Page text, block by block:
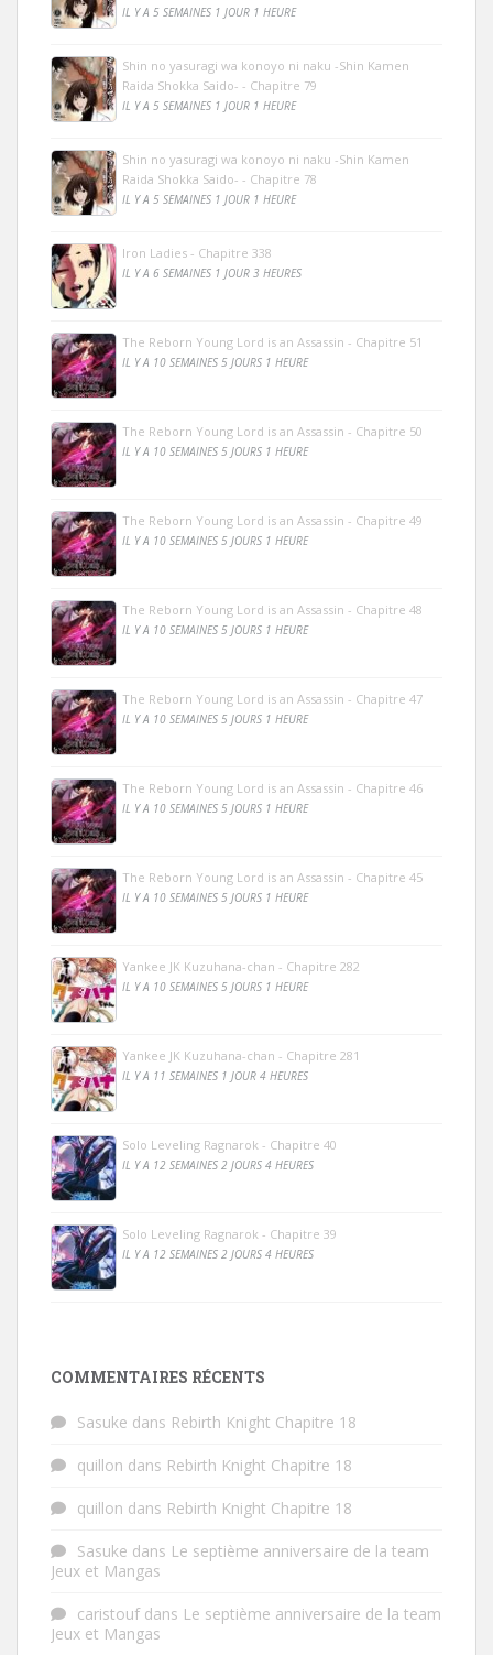
IL Y A 5 SEMAINES 1 JOUR 1 HEURE
Shin no yasuragi wa konoyo ni naku -Shin Kamen
Raida Shokka Saido- - Chapitre 79
IL Y A 5 SEMAINES 1 JOUR 1 HEURE
Shin no yasuragi wa konoyo ni naku -Shin Kamen
Raida Shokka Saido- - Chapitre 78
IL Y A 5 SEMAINES 1 JOUR 1 HEURE
Iron Ladies - Chapitre 338
IL Y A 6 SEMAINES 1 JOUR 3 HEURES
The Reborn Young Lord is an Assassin - Chapitre 51
IL Y A 10 SEMAINES 5 JOURS 1 HEURE
The Reborn Young Lord is an Assassin - Chapitre 50
IL Y A 10 SEMAINES 5 JOURS 1 HEURE
The Reborn Young Lord is an Assassin - Chapitre 49
IL Y A 10 SEMAINES 5 JOURS 1 HEURE
The Reborn Young Lord is an Assassin - Chapitre 48
IL Y A 10 SEMAINES 5 JOURS 1 HEURE
The Reborn Young Lord is an Assassin - Chapitre 47
IL Y A 10 SEMAINES 5 JOURS 1 HEURE
The Reborn Young Lord is an Assassin - Chapitre 46
IL Y A 10 SEMAINES 5 JOURS 1 HEURE
The Reborn Young Lord is an Assassin - Chapitre 45
IL Y A 10 SEMAINES 5 JOURS 1 HEURE
Yankee JK Kuzuhana-chan - Chapitre 282
IL Y A 10 SEMAINES 5 JOURS 1 HEURE
Yankee JK Kuzuhana-chan - Chapitre 281
IL Y A 11 SEMAINES 1 JOUR 4 HEURES
Solo Leveling Ragnarok - Chapitre 40
IL Y A 12 SEMAINES 2 JOURS 4 HEURES
Solo Leveling Ragnarok - Chapitre 39
IL Y A 12 SEMAINES 2 JOURS 4 HEURES
COMMENTAIRES RÉCENTS
Sasuke dans Rebirth Knight Chapitre 18
quillon dans Rebirth Knight Chapitre 18
quillon dans Rebirth Knight Chapitre 18
Sasuke dans Le septième anniversaire de la team
Jeux et Mangas
caristoufdans Le septième anniversaire de la team
Jeux et Mangas